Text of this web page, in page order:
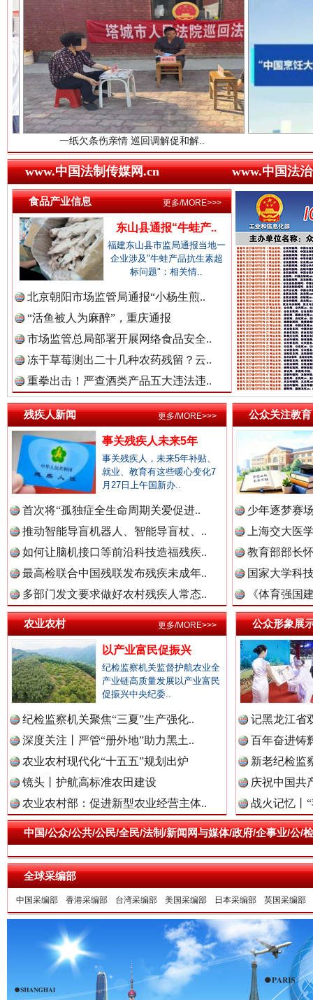
中国农业新闻网.
中国视频新闻网.
中国廉政法纪网.
中国律师在线.
中国参政网.中
世界屋脊 天路回响 永
红船起航处 潮起向未来 广州首
三年瞒报超千万 隐匿收入偷税被查处..
祁连巍巍树丰碑 高回
一枚“钉子”竟然扎入要害部门
纸欠条伤亲情 巡回调解促和解..
www.中国法制传媒网.cn www.中国法
食品产业信息
东山县通报“牛蛙产..
福建东山县市监局通报当地一
企业涉及"牛蛙产品抗生素超
标问题"：相关情..
北京朝阳市场监管局通报“小杨生煎..
“活鱼被人为麻醉”，重庆通报
市场监管总局部署开展网络食品安全..
冻干草莓测出二十几种农药残留？云..
重拳出击！严查酒类产品五大违法违..
更多/MORE>>>
残疾人新闻
事关残疾人未来5年
事关残疾人，未来5年补贴、
就业、教育有这些暖心变化7
月27日上午国新办..
首次将“孤独症全生命周期关爱促进..
推动智能导盲机器人、智能导盲杖、..
如何让脑机接口等前沿科技造福残疾..
最高检联合中国残联发布残疾未成年..
多部门发文要求做好农村残疾人常态..
更多/MORE>>> 公众关注教育
少年逐梦赛
上海交大医
教育部部长
国家大学科
《体育强国
农业农村
以产业富民促振兴
纪检监察机关监督护航农业全
产业链高质量发展以产业富民
促振兴中央纪委..
纪检监察机关聚焦“三夏”生产强化..
深度关注丨严管“册外地”助力黑土..
农业农村现代化“十五五”规划出炉
镜头丨护航高标准农田建设
农业农村部：促进新型农业经营主体..
更多/MORE>>> 公众形象展
记黑龙江省
百年奋进铸
新老纪检监
庆祝中国共
战火记忆丨
中国/公众/公共/公民/全民/法制/新闻网与媒体/政府/企事业/公/
全球采编部
中国采编部 香港采编部 台湾采编部 美国采编部 日本采编部 英国采编部